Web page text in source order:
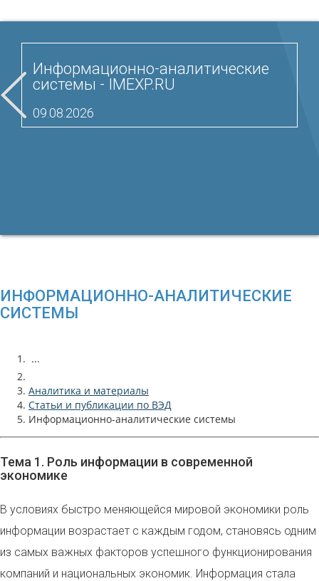
Информационно-аналитические
системы - IMEXP.RU
09.08.2026
ИНФОРМАЦИОННО-АНАЛИТИЧЕСКИЕ
СИСТЕМЫ
...
Аналитика и материалы
Статьи и публикации по ВЭД
Информационно-аналитические системы
Тема 1. Роль информации в современной
экономике
В условиях быстро меняющейся мировой экономики роль
информации возрастает с каждым годом, становясь одним
из самых важных факторов успешного функционирования
компаний и национальных экономик. Информация стала